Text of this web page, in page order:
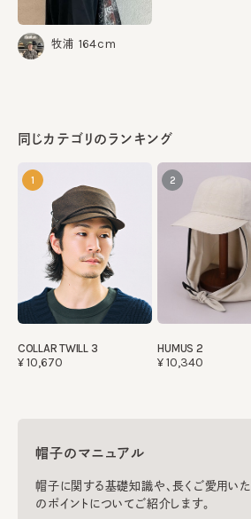
同じカテゴリのランキング
1
COLLAR TWILL 3
¥10,670
2
HUMUS 2
¥10,340
帽子のマニュアル
帽子に関する基礎知識や、長くご愛用い
のポイントについてご紹介します。
牧浦 164cm